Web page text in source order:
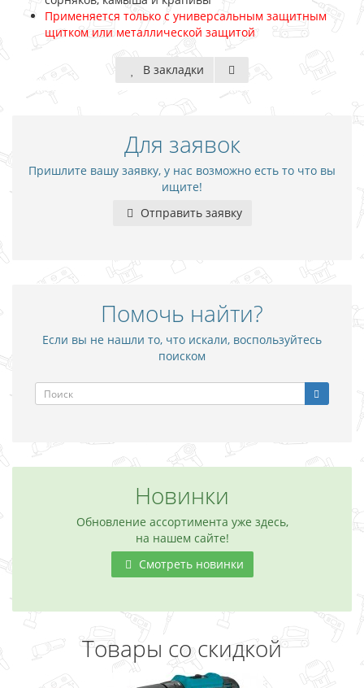
Применяется только с универсальным защитным
щитком или металлической защитой
В закладки
Для заявок
Пришлите вашу заявку, у нас возможно есть то что вы
ищите!
Отправить заявку
Помочь найти?
Если вы не нашли то, что искали, воспользуйтесь
поиском
Новинки
Обновление ассортимента уже здесь,
на нашем сайте!
Смотреть новинки
Товары со скидкой